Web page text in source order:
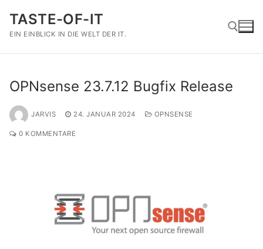
Inhalt
springen
TASTE-OF-IT
EIN EINBLICK IN DIE WELT DER IT.
OPNsense 23.7.12 Bugfix Release
JARVIS 24. JANUAR 2024 OPNSENSE
0 KOMMENTARE